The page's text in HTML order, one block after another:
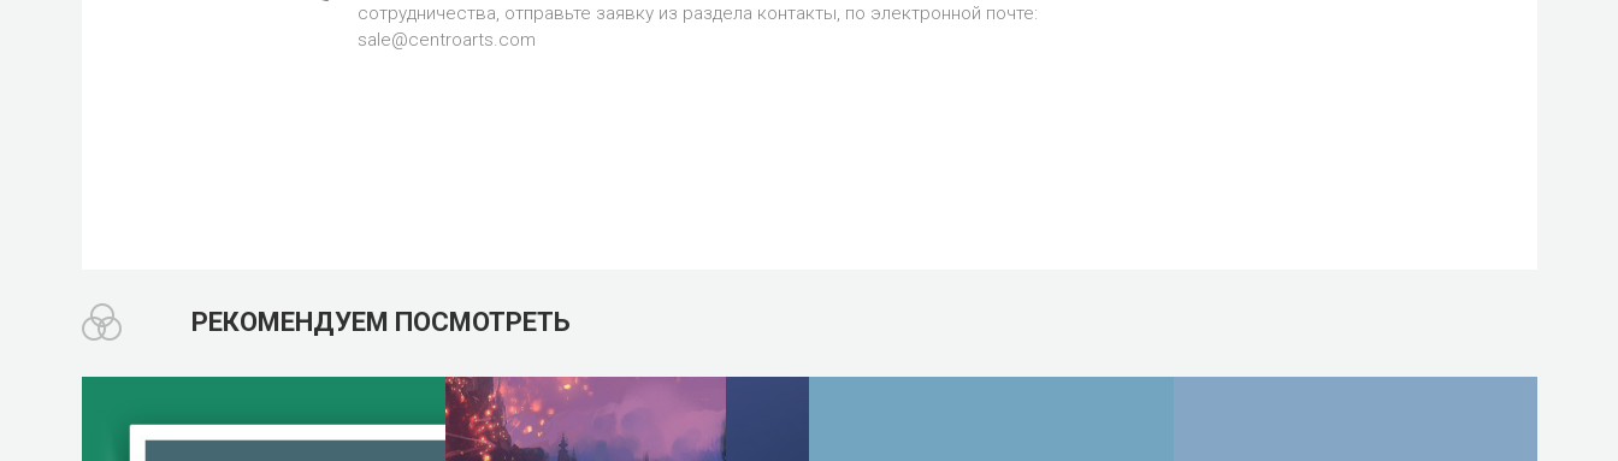
сотрудничества, отправьте заявку из раздела контакты, по электронной почте:
sale@centroarts.com
РЕКОМЕНДУЕМ ПОСМОТРЕТЬ